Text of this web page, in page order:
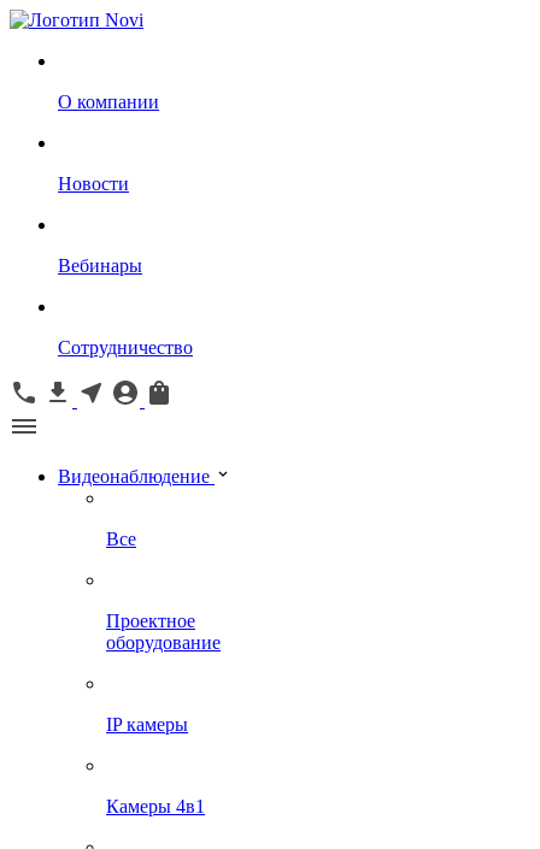
О компании
Новости
Вебинары
Сотрудничество
Видеонаблюдение
Все
Проектное
оборудование
IP камеры
Камеры 4в1